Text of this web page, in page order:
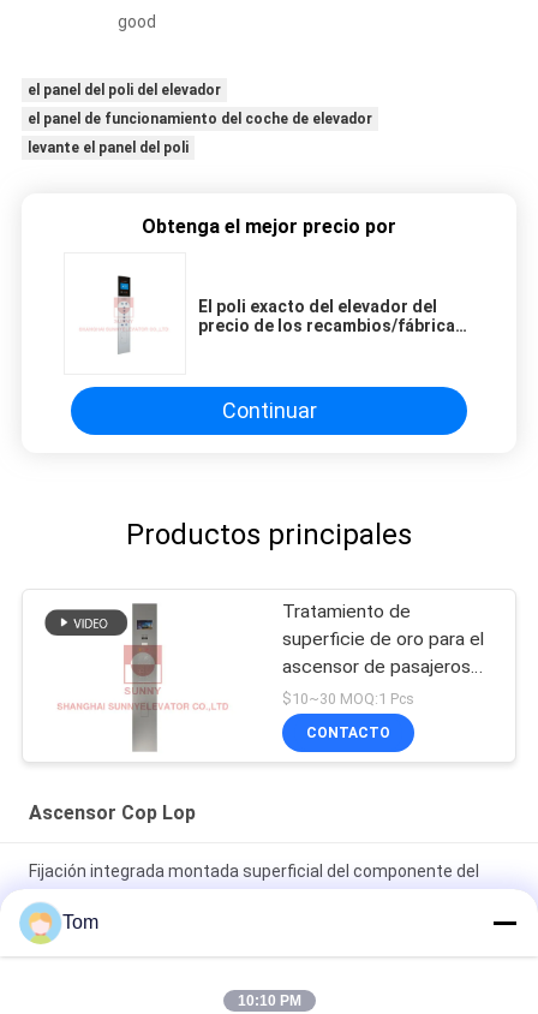
good
el panel del poli del elevador
el panel de funcionamiento del coche de elevador
levante el panel del poli
Obtenga el mejor precio por
El poli exacto del elevador del
precio de los recambios/fábrica
Continuar
Productos principales
Tratamiento de
superficie de oro para el
ascensor de pasajeros
COP
$10~30 MOQ:1 Pcs
CONTACTO
Ascensor Cop Lop
Fijación integrada montada superficial del componente del
elevador de la elevación del pasajero
Lámpara de aterrizaje elevador Cop Lop Gris Color AEC339
Tom
10:10 PM